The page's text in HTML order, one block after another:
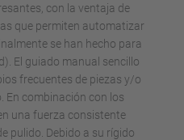
con la ventaja de
que permiten automatizar
se han hecho para
El guiado manual sencillo
frecuentes de piezas y/o
En combinación con los
una fuerza consistente
pulido. Debido a su rígido